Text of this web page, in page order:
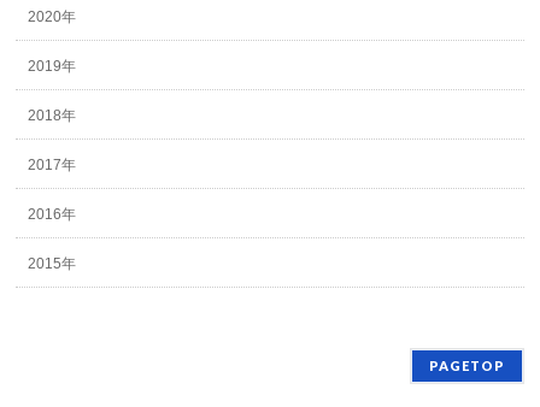
2020年
2019年
2018年
2017年
2016年
2015年
PAGETOP